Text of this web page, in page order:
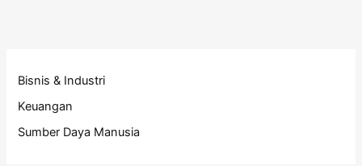
Bisnis & Industri
Keuangan
Sumber Daya Manusia